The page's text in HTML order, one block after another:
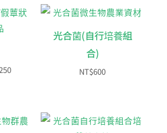
價
格
NT$2,250
光合菌(自行培養組
合)
NT$600
價
格
價
格